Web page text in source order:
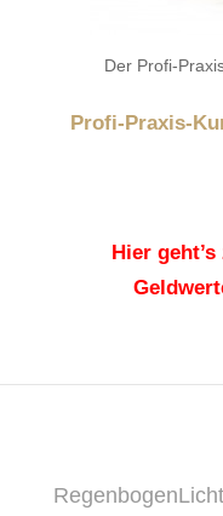
Der Profi-
Profi-Praxis-
Hier